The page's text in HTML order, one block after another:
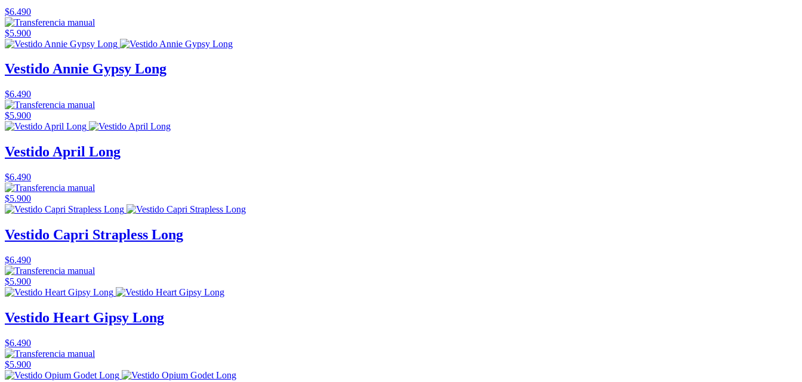
$6.490
$5.900
Vestido Annie Gypsy Long
$6.490
$5.900
Vestido April Long
$6.490
$5.900
Vestido Capri Strapless Long
$6.490
$5.900
Vestido Heart Gipsy Long
$6.490
$5.900